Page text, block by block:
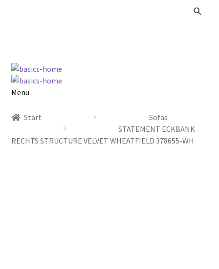
Zur
Navigation
springen
Zum
Inhalt
springen
Menu
Kataloge Landhaus
Start
Sofas
STATEMENT ECKBANK
RECHTS STRUCTURE VELVET WHEATFIELD 378655-WH